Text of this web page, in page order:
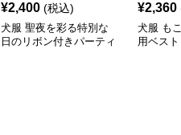
¥2,400 (税込)
犬服 聖夜を彩る特別な
日のリボン付きパーティ
¥2,360
犬服 も
用ベスト